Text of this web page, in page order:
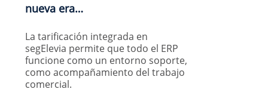
nueva era…
La tarificación integrada en
segElevia permite que todo el ERP
funcione como un entorno soporte,
como acompañamiento del trabajo
comercial.